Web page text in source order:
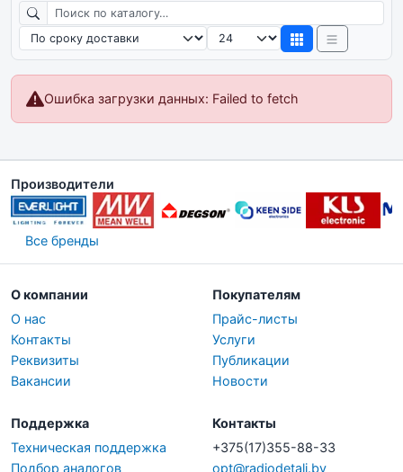
Поиск по каталогу
Сортировка
Товаров на странице
Ошибка загрузки данных: Failed to fetch
Производители
Все бренды
О компании
О нас
Контакты
Реквизиты
Вакансии
Покупателям
Прайс-листы
Услуги
Публикации
Новости
Поддержка
Техническая поддержка
Подбор аналогов
Контакты
+375(17)355-88-33
opt@radiodetali.by